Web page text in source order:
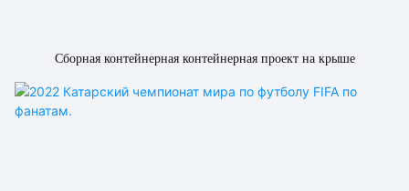
Сборная контейнерная контейнерная проект на крыше